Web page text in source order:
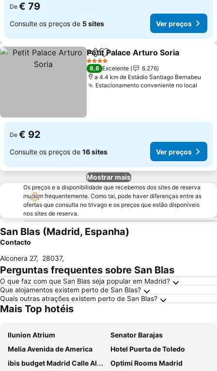
De € 79
Consulte os preços de 5 sites Ver preços
PartilharAdicionar aos favoritos
Petit Palace Arturo Soria
4 Estrelas
8,6 Excelente
6.276
a 4.4 km de Estádio Santiago Bernabeu
Estacionamento conveniente no local
De € 92
Consulte os preços de 16 sites Ver preços
Mostrar mais
Os preços e a disponibilidade que recebemos dos sites de reserva
mudam frequentemente. Como tal, pode haver diferenças entre as
ofertas que consulta no trivago e os preços que estão disponíveis
nos sites de reserva.
San Blas (Madrid, Espanha)
Contacto
Alconera 27, 28037,
Perguntas frequentes sobre San Blas
O que faz com que San Blas seja popular em Madrid?
Que alojamentos existem perto de San Blas?
Quais outras atrações existem perto de San Blas?
Mais Top hotéis
Ilunion Atrium
Senator Barajas
Melia Avenida de America
Hotel Puerta de Toledo
ibis budget Madrid Calle Alcalá
Optimi Rooms Madrid